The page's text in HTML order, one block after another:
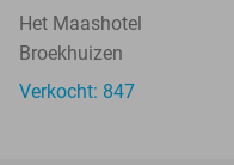
Het Maashotel
Broekhuizen
Verkocht: 847